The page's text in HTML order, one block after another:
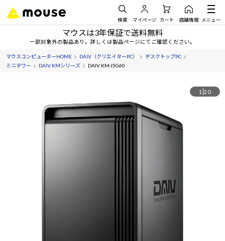
検索 マイページ カート 店舗情報 メニュー
マウスは3年保証で送料無料
一部対象外の製品あり。詳しくは製品ページにてご確認ください。
マウスコンピューターHOME DAIV（クリエイターPC）
デスクトップPC
ミニタワー
DAIV KMシリーズ DAIV KM-I5G60
1 20